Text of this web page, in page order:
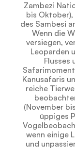
Zambezi
bis
des Sambesi
Wenn die
versiegen,
Leoparden
Flusses
Kanusafaris
reiche
(November
üppiges
wenn einige
und